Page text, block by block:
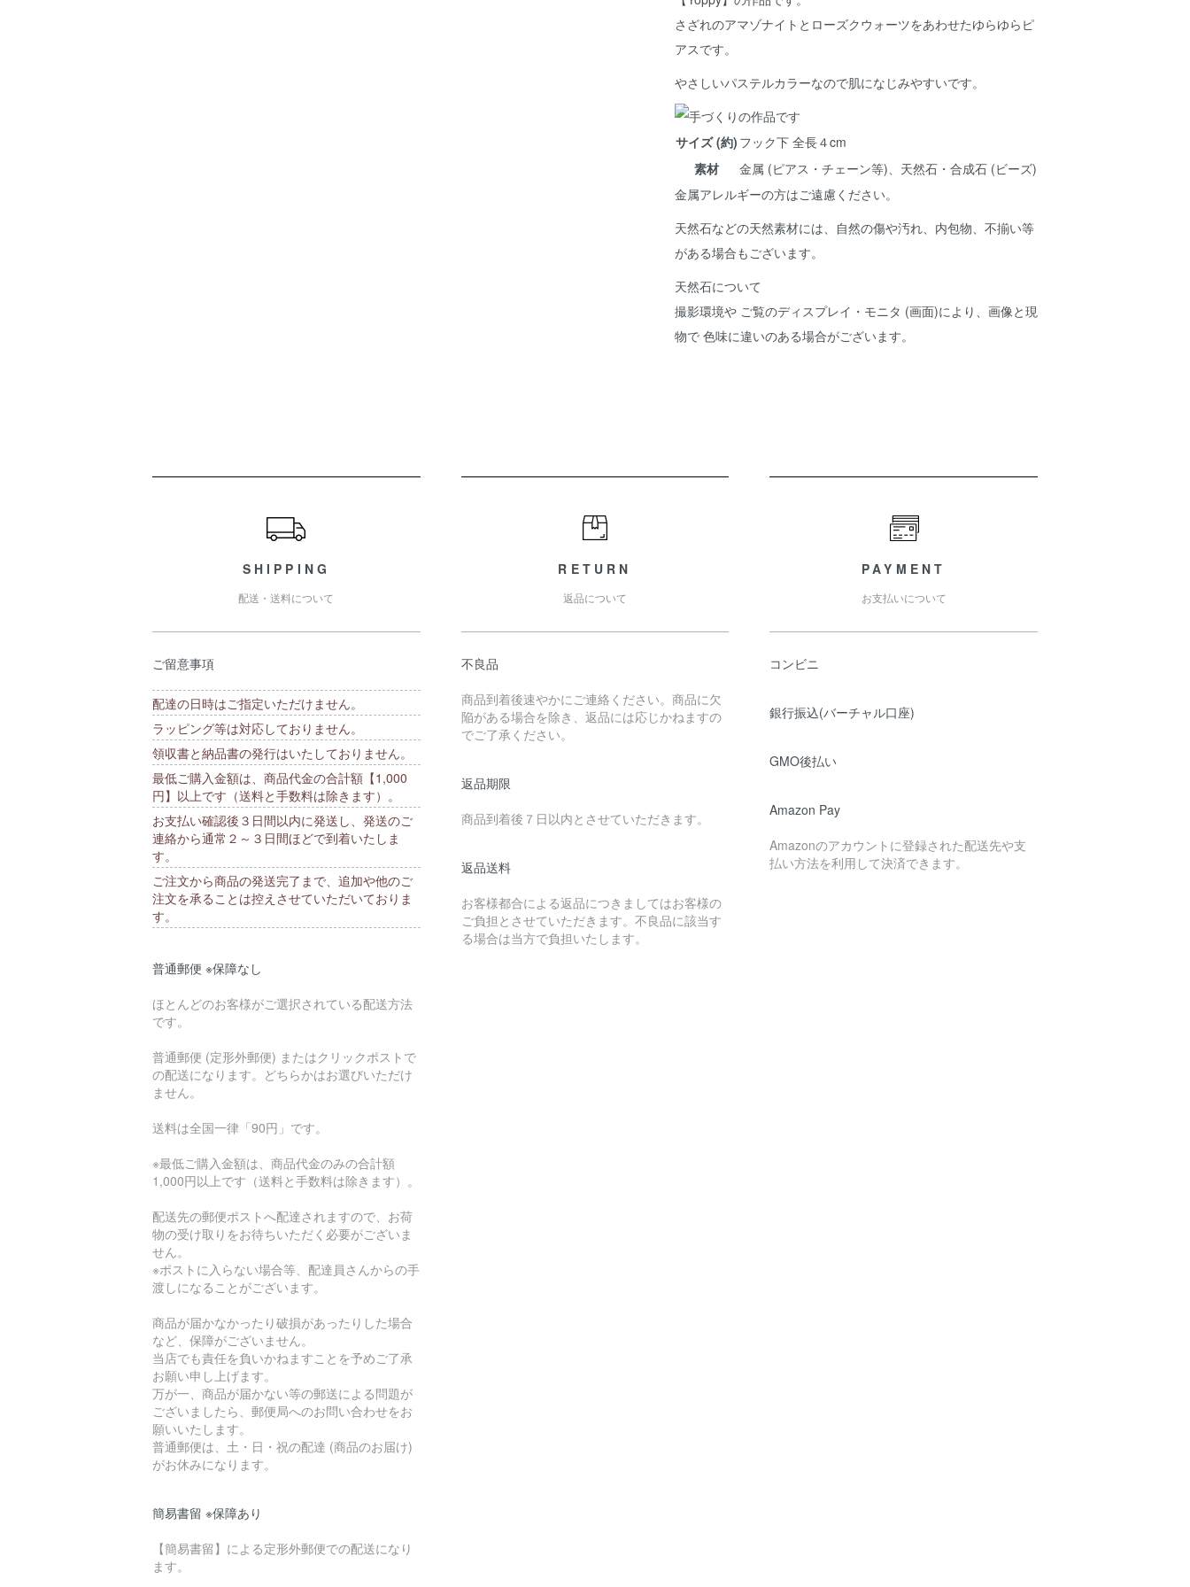
さざれのアマゾナイトとローズクウォーツをあわせたゆらゆらピ
アスです。
やさしいパステルカラーなので肌になじみやすいです。
サイズ (約) フック下 全長４cm
素材
金属 (ピアス・チェーン等)、天然石・合成石 (ビーズ)
金属アレルギーの方はご遠慮ください。
天然石などの天然素材には、自然の傷や汚れ、内包物、不揃い等
がある場合もございます。
天然石について
撮影環境や ご覧のディスプレイ・モニタ (画面)により、画像と現
物で 色味に違いのある場合がございます。
SHIPPING
配送・送料について
ご留意事項
配達の日時はご指定いただけません。
ラッピング等は対応しておりません。
領収書と納品書の発行はいたしておりません。
最低ご購入金額は、商品代金の合計額【1,000
円】以上です（送料と手数料は除きます）。
お支払い確認後３日間以内に発送し、発送のご
連絡から通常２～３日間ほどで到着いたしま
す。
ご注文から商品の発送完了まで、追加や他のご
注文を承ることは控えさせていただいておりま
す。
普通郵便 ※保障なし
ほとんどのお客様がご選択されている配送方法
です。
普通郵便 (定形外郵便) またはクリックポストで
の配送になります。どちらかはお選びいただけ
ません。
送料は全国一律「90円」です。
※最低ご購入金額は、商品代金のみの合計額
1,000円以上です（送料と手数料は除きます）。
配送先の郵便ポストへ配達されますので、お荷
物の受け取りをお待ちいただく必要がございま
せん。
※ポストに入らない場合等、配達員さんからの手
渡しになることがございます。
商品が届かなかったり破損があったりした場合
など、保障がございません。
当店でも責任を負いかねますことを予めご了承
お願い申し上げます。
万が一、商品が届かない等の郵送による問題が
ございましたら、郵便局へのお問い合わせをお
願いいたします。
普通郵便は、土・日・祝の配達 (商品のお届け)
がお休みになります。
簡易書留 ※保障あり
【簡易書留】による定形外郵便での配送になり
ます。
RETURN
返品について
不良品
商品到着後速やかにご連絡ください。商品に欠
陥がある場合を除き、返品には応じかねますの
でご了承ください。
返品期限
商品到着後７日以内とさせていただきます。
返品送料
お客様都合による返品につきましてはお客様の
ご負担とさせていただきます。不良品に該当す
る場合は当方で負担いたします。
PAYMENT
お支払いについて
コンビニ
銀行振込(バーチャル口座)
GMO後払い
Amazon Pay
Amazonのアカウントに登録された配送先や支
払い方法を利用して決済できます。